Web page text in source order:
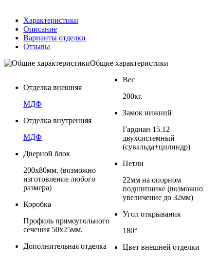
Характеристики
Описание
Варианты отделки
Отзывы
Общие характеристики
Отделка внешняя
МДФ
Отделка внутренняя
МДФ
Дверной блок
200х80мм. (возможно
изготовление любого
размера)
Коробка
Профиль прямоугольного
сечения 50x25мм.
Дополнительная отделка
Вес
200кг.
Замок нижний
Гардиан 15.12
двухсистемный
(сувальда+цилиндр)
Петли
22мм на опорном
подшипнике (возможно
увеличение до 32мм)
Угол открывания
180°
Цвет внешней отделки